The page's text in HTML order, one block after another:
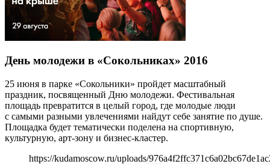
День молодежи в «Сокольниках» 2016
25 июня в парке «Сокольники» пройдет масштабный
праздник, посвященный Дню молодежи. Фестивальная
площадь превратится в целый город, где молодые люди
с самыми разными увлечениями найдут себе занятие по душе.
Площадка будет тематически поделена на спортивную,
культурную, арт-зону и бизнес-кластер.
https://kudamoscow.ru/uploads/